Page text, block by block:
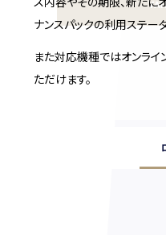
ナンスパックの利用ステー
また対応機種ではオンライ
ただけます。